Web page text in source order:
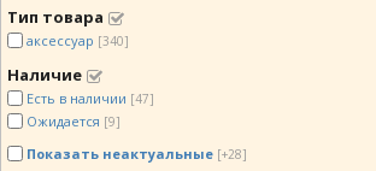
Тип товара
аксессуар [340]
Наличие
Есть в наличии [47]
Ожидается [9]
Показать неактуальные [+28]